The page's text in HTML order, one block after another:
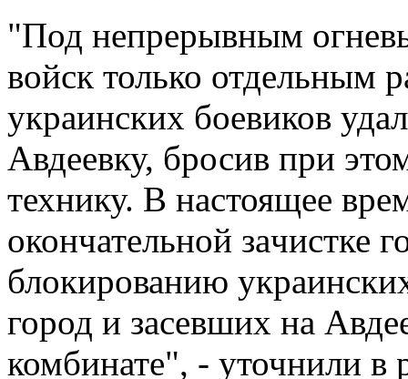
"Под непрерывным
войск только отдельным
украинских боевиков
Авдеевку, бросив при
технику. В нaстоящее
окончательной зaчистке
блокированию
город и засевших на
комбинате", - уточнили в